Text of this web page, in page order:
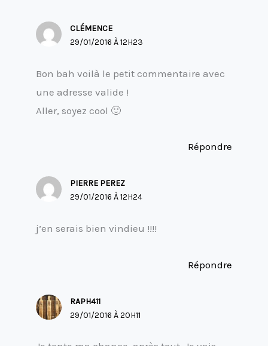
CLÉMENCE
29/01/2016 À 12H23
Bon bah voilà le petit commentaire avec
une adresse valide !
Aller, soyez cool 🙂
Répondre
PIERRE PEREZ
29/01/2016 À 12H24
j’en serais bien vindieu !!!!
Répondre
RAPH411
29/01/2016 À 20H11